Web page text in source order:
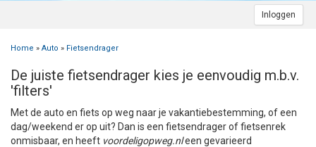
Inloggen
FIETSENDRAGER VOOR ELEKTRISCHE FIETSEN
TWINNY LOAD ONDERDELEN
FIETSENDRAGER TOEBEHOREN
FORD
OPEL
PEUGEOT
+
AUTOHOES POLYESTER EN 3-LAAGS
DAKHOES POLYESTER
INFORMATIE OVER AUTOHOEZEN
WIELDOPPEN
12 INCH
13 INCH
LAADKABEL ELEKTRISCHE AUTO
LAADKABEL TYPE 2
STARTEN & LADEN
+
ZOEKHULP NAAR CAMPERHOES
INFORMATIE OVER CAMPERHOEZEN
SNEEUWKETTINGEN
PECH ONDERWEG
STARTKABELS EN ACCUBOOSTER
ACCULADER
ACCESSOIRES
INFORMATIE OVER STEKKERS & STEKKERDOZEN
ONDERDELEN
REGELGEVING M.B.T. VERLICHTING
+
ACCULADER
ACCESSOIRES
CARAVAN
ACCULADER
ACCESSOIRES
TOPDEALS
AUTO
Home » Auto » Fietsendrager
De juiste fietsendrager kies je eenvoudig m.b.v.
'filters'
Met de auto en fiets op weg naar je vakantiebestemming, of een
dag/weekend er op uit? Dan is een fietsendrager of fietsenrek
onmisbaar, en heeft voordeligopweg.nleen gevarieerd